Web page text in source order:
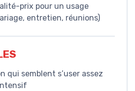
prix pour un usage
entretien, réunions)
qui semblent s’user assez